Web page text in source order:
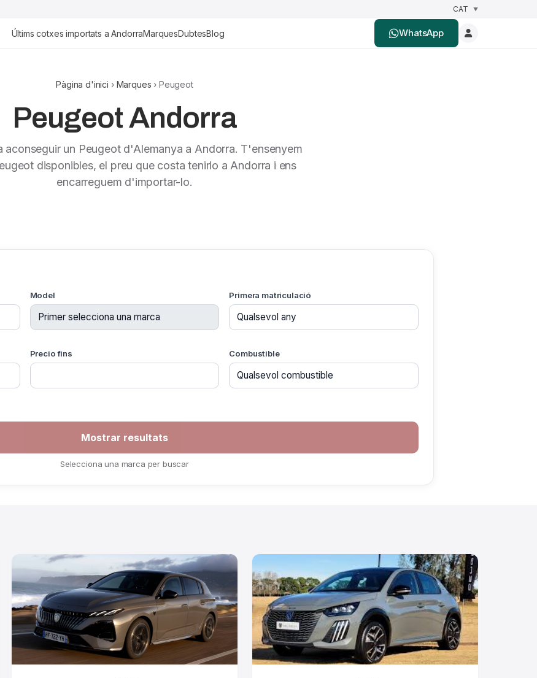
Últims cotxes importats a AndorraMarquesDubtesBlog WhatsApp
Pàgina d'inici › Marques › Peugeot
Peugeot Andorra
aconseguir un Peugeot d'Alemanya a Andorra. T'ensenyem
disponibles, el preu que costa tenirlo a Andorra i ens
encarreguem d'importar-lo.
Model Primera matriculació
Precio fins Combustible
Selecciona una marca per buscar